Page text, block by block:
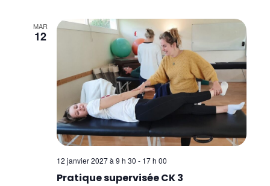
MAR
12
Pratique supervisée CK 3
12 janvier 2027 à 9 h 30 - 17 h 00